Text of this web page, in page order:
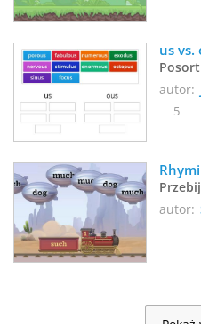
us vs.
autor:
5
autor: